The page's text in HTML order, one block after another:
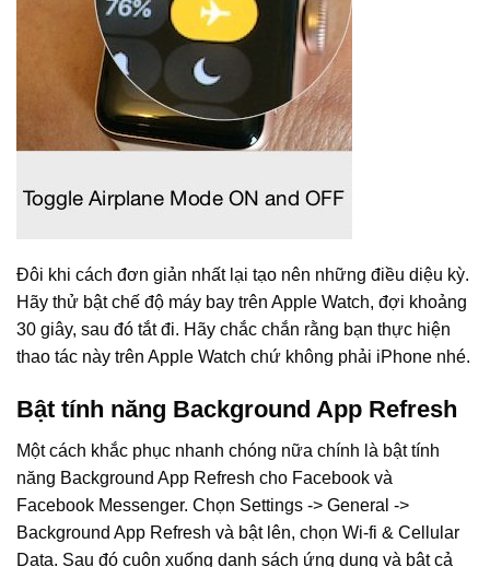
Đôi khi cách đơn giản nhất lại tạo nên những điều diệu kỳ.
Hãy thử bật chế độ máy bay trên Apple Watch, đợi khoảng
30 giây, sau đó tắt đi. Hãy chắc chắn rằng bạn thực hiện
thao tác này trên Apple Watch chứ không phải iPhone nhé.
Bật tính năng Background App Refresh
Một cách khắc phục nhanh chóng nữa chính là bật tính
năng Background App Refresh cho Facebook và
Facebook Messenger. Chọn Settings -> General ->
Background App Refresh và bật lên, chọn Wi-fi & Cellular
Data. Sau đó cuộn xuống danh sách ứng dụng và bật cả